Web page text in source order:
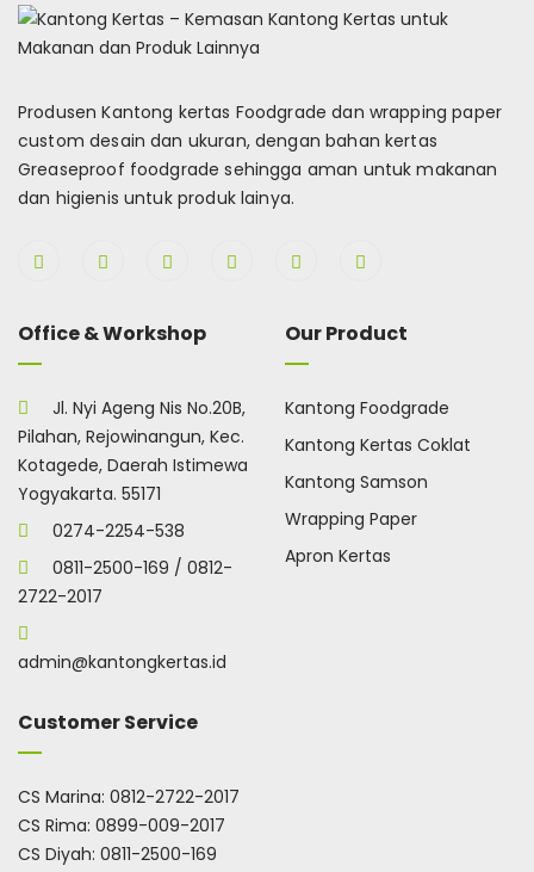
Produsen Kantong kertas Foodgrade dan wrapping paper
custom desain dan ukuran, dengan bahan kertas
Greaseproof foodgrade sehingga aman untuk makanan
dan higienis untuk produk lainya.
Office & Workshop
Jl. Nyi Ageng Nis No.20B,
Pilahan, Rejowinangun, Kec.
Kotagede, Daerah Istimewa
Yogyakarta. 55171
0274-2254-538
0811-2500-169 / 0812-
2722-2017
admin@kantongkertas.id
Our Product
Kantong Foodgrade
Kantong Kertas Coklat
Kantong Samson
Wrapping Paper
Apron Kertas
Customer Service
CS Marina: 0812-2722-2017
CS Rima: 0899-009-2017
CS Diyah: 0811-2500-169